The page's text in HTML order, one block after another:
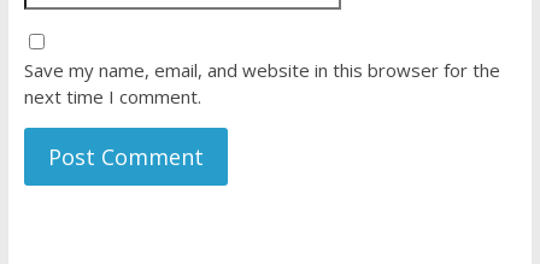
Save my name, email, and website in this browser for the
next time I comment.